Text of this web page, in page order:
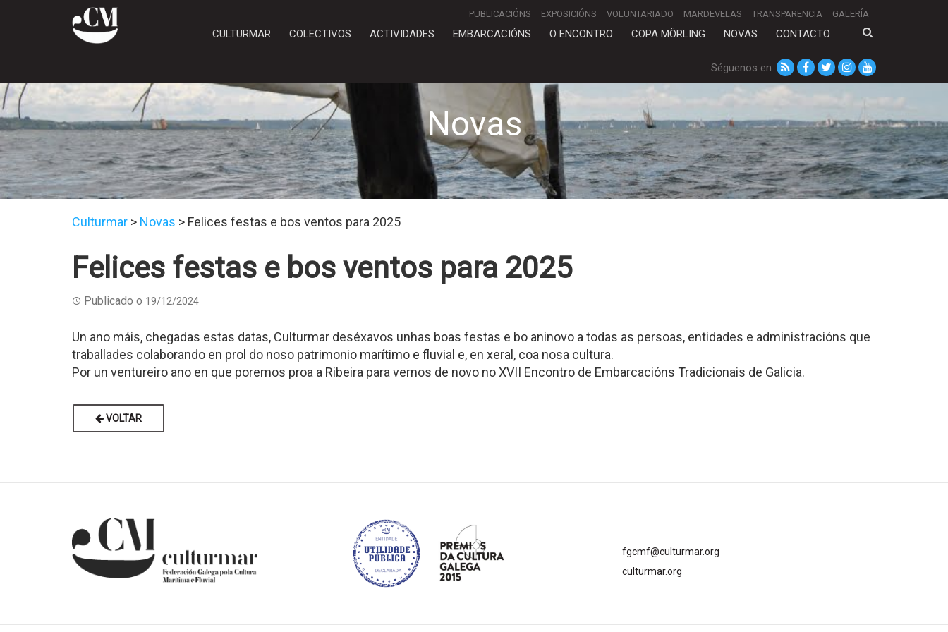
PUBLICACIÓNS EXPOSICIÓNS VOLUNTARIADO MARDEVELAS TRANSPARENCIA GALERÍA
CULTURMAR COLECTIVOS ACTIVIDADES EMBARCACIÓNS O ENCONTRO COPA MÖRLING NOVAS CONTACTO
Séguenos en:
Novas
Culturmar > Novas > Felices festas e bos ventos para 2025
Felices festas e bos ventos para 2025
Publicado o 19/12/2024
Un ano máis, chegadas estas datas, Culturmar deséxavos unhas boas festas e bo aninovo a todas as persoas, entidades e administracións que
traballades colaborando en prol do noso patrimonio marítimo e fluvial e, en xeral, coa nosa cultura.
Por un ventureiro ano en que poremos proa a Ribeira para vernos de novo no XVII Encontro de Embarcacións Tradicionais de Galicia.
VOLTAR
fgcmf@culturmar.org
culturmar.org